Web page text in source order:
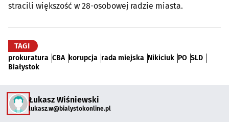
stracili większość w 28-osobowej radzie miasta.
TAGI
prokuratura CBA korupcja rada miejska Nikiciuk PO SLD
Białystok
Łukasz Wiśniewski
lukasz.w@bialystokonline.pl